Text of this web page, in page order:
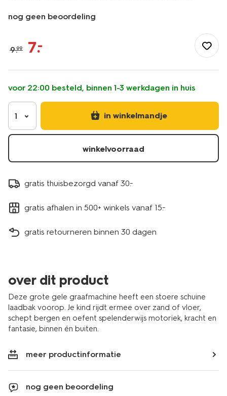
nog geen beoordeling
hobby/autos/speelgoed-
graafmachine-
15800154.html
9.99 7.–
voor 22:00 besteld, binnen 1-3 werkdagen in huis
1 in winkelmandje
winkelvoorraad
gratis thuisbezorgd vanaf 30.-
gratis afhalen in 500+ winkels vanaf 15.-
gratis retourneren binnen 30 dagen
over dit product
Deze grote gele graafmachine heeft een stoere schuine
laadbak voorop. Je kind rijdt ermee over zand of vloer,
schept bergen en oefent spelenderwijs motoriek, kracht en
fantasie, binnen én buiten.
meer productinformatie
nog geen beoordeling